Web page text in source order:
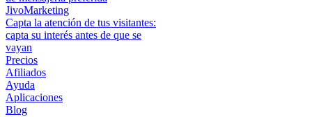
JivoMarketing
Capta la atención de tus visitantes:
capta su interés antes de que se
vayan
Precios
Afiliados
Ayuda
Aplicaciones
Blog